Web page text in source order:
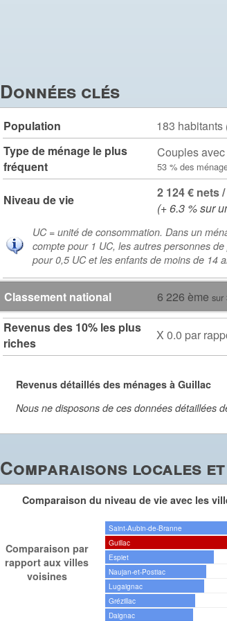
Données clés
Population 183 habitants
Type de ménage le plus
fréquent
Couples
53 % des
Niveau de vie
2 124 € nets
(+ 6.3 % sur
UC = unité de consommation. Dans un
compte pour 1 UC, les autres personnes
pour 0,5 UC et les enfants de moins de 14
Classement national 6 226 ème sur
Revenus des 10% les plus
riches
X 0.0 par
Revenus détaillés des ménages à Guillac
Nous ne disposons de ces données détaillées
Comparaisons locales
Comparaison du niveau de vie avec les
Comparaison par
rapport aux villes
voisines
Saint-Aubin-de-Branne
Guillac
Espiet
Naujan-et-Postiac
Lugaignac
Grézillac
Daignac